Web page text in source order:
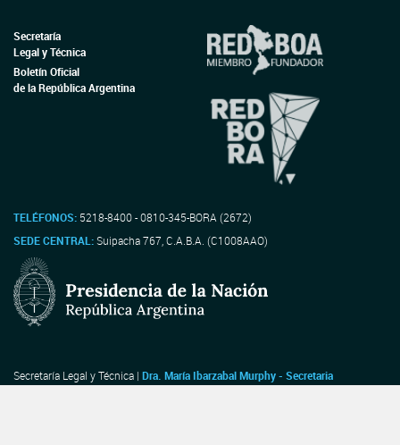
Secretaría
Legal y Técnica
Boletín Oficial
de la República Argentina
TELÉFONOS: 5218-8400 - 0810-345-BORA (2672)
SEDE CENTRAL:Suipacha 767, C.A.B.A. (C1008AAO)
Secretaría Legal y Técnica | Dra. María Ibarzabal Murphy - Secretaria